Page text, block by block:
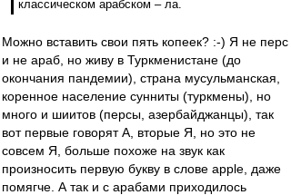
классическом арабском – ла.
Можно вставить свои пять копеек? :-) Я не перс
и не араб, но живу в Туркменистане (до
окончания пандемии), страна мусульманская,
коренное население сунниты (туркмены), но
много и шиитов (персы, азербайджанцы), так
вот первые говорят А, вторые Я, но это не
совсем Я, больше похоже на звук как
произносить первую букву в слове apple, даже
помягче. А так и с арабами приходилось